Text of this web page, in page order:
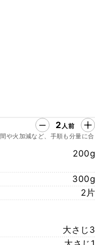
2 人前
や火加減など、手順も分量に合
200g
300g
2片
大さじ3